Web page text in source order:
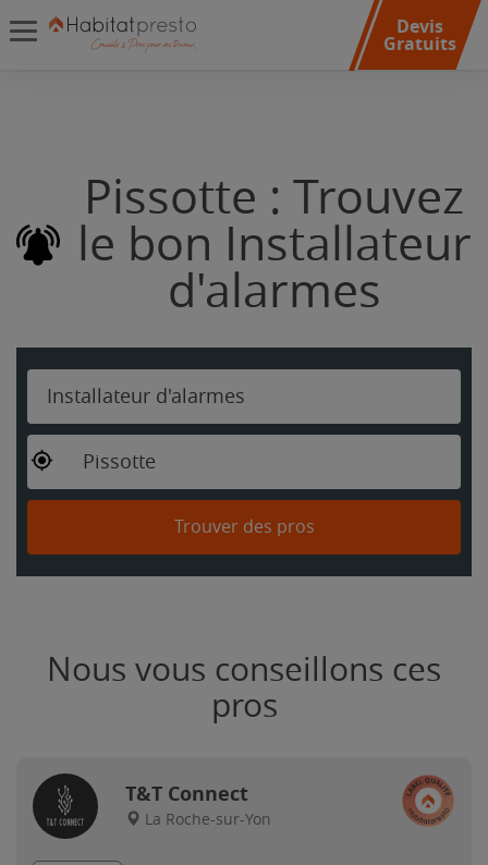
Devis
Gratuits
Pissotte : Trouvez
le bon Installateur
d'alarmes
Installateur d'alarmes
Pissotte
Trouver des pros
Nous vous conseillons ces
pros
T&T Connect
La Roche-sur-Yon